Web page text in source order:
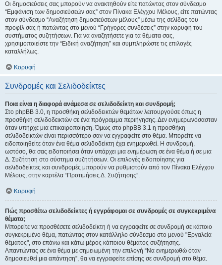
Οι δημοσιεύσεις σας μπορούν να ανακτηθούν είτε πατώντας στον σύνδεσμο
“Εμφάνιση των δημοσιεύσεών σας” στον Πίνακα Ελέγχου Μέλους, είτε πατώντας
στον σύνδεσμο “Αναζήτηση δημοσιεύσεων μέλους” μέσω της σελίδας του
προφίλ σας ή πατώντας στο μενού “Γρήγορες συνδέσεις” στην κορυφή του
συστήματος συζητήσεων. Για να αναζητήσετε για τα θέματα σας,
χρησιμοποιείστε την “Ειδική αναζήτηση” και συμπληρώστε τις επιλογές
καταλλήλως.
Κορυφή
Συνδρομές και Σελιδοδείκτες
Ποια είναι η διαφορά ανάμεσα σε σελιδοδείκτη και συνδρομή;
Στο phpBB 3.0, η προσθήκη σελιδοδεικτών θεμάτων λειτουργούσε όπως η
προσθήκη σελιδοδεικτών σε ένα πρόγραμμα περιήγησης. Δεν ενημερωνόσασταν
όταν υπήρχε μια επικαιροποίηση. Όμως στο phpBB 3.1 η προσθήκη
σελιδοδεικτών είναι περισσότερο σαν να εγγραφείτε στο θέμα. Μπορείτε να
ειδοποιηθείτε όταν ένα θέμα σελιδοδείκτη έχει ενημερωθεί. Η συνδρομή,
ωστόσο, θα σας ειδοποιήσει όταν υπάρχει μια ενημέρωση σε ένα θέμα ή σε μια
Δ. Συζήτηση στο σύστημα συζητήσεων. Οι επιλογές ειδοποίησης για
σελιδοδείκτες και συνδρομές μπορούν να ρυθμιστούν από τον Πίνακα Ελέγχου
Μέλους, στην καρτέλα “Προτιμήσεις Δ. Συζήτησης”.
Κορυφή
Πώς προσθέτω σελιδοδείκτες ή εγγράφομαι σε συνδρομές σε συγκεκριμένα
θέματα;
Μπορείτε να προσθέσετε σελιδοδείκτη ή να εγγραφείτε σε συνδρομή σε κάποιο
συγκεκριμένο θέμα, πατώντας στον κατάλληλο σύνδεσμο στο μενού "Εργαλεία
θέματος", στο επάνω και κάτω μέρος κάποιου θέματος συζήτησης.
Απαντώντας σε ένα θέμα με σημειωμένη την επιλογή “Να ενημερωθώ όταν
δημοσιευθεί μια απάντηση”, θα να εγγραφείτε επίσης σε συνδρομή στο θέμα.